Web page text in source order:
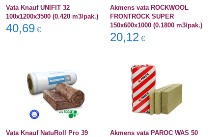
Vata Knauf UNIFIT 32
100x1200x3500 (0.420 m3/pak.)
40,69 €
Akmens vata ROCKWOOL
FRONTROCK SUPER
150x600x1000 (0.1800 m3/pak.)
20,12 €
Vata Knauf NatuRoll Pro 39
Akmens vata PAROC WAS 50